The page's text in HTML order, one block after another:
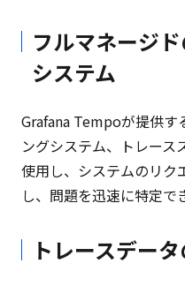
フルマネージ
システム
Grafana Tempoが提供す
ングシステム、トレース
使用し、システムのリク
し、問題を迅速に特定で
トレースデー